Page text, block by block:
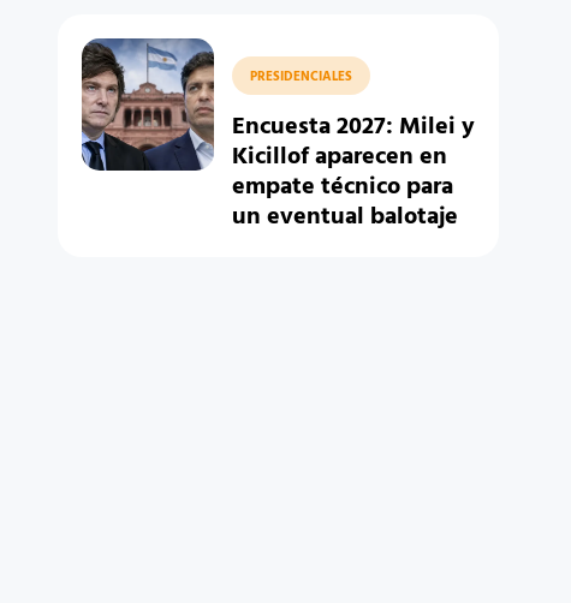
PRESIDENCIALES
Encuesta 2027: Milei y
Kicillof aparecen en
empate técnico para
un eventual balotaje